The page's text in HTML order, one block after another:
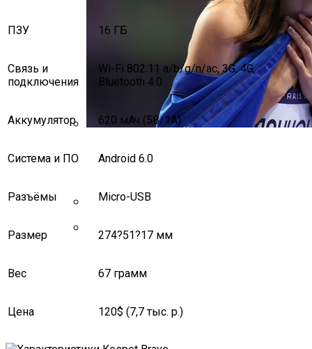
На Чемпионате Мира По Легкой
Нолито Перейдет В Барсу
Время Матча Между Аной Иванович И
ПЗУ 16 ГБ
Связь и
подключения
Wi-Fi 802.11 a/b/g/n/ac, 3G, 4G,
Bluetooth 4.0
Аккумулятор 620 мАч (5В/1А)
Система и ПО Android 6.0
Разъёмы Micro-USB
Размер 274?51?17 мм
Вес 67 грамм
Цена 120$ (7,7 тыс. р.)